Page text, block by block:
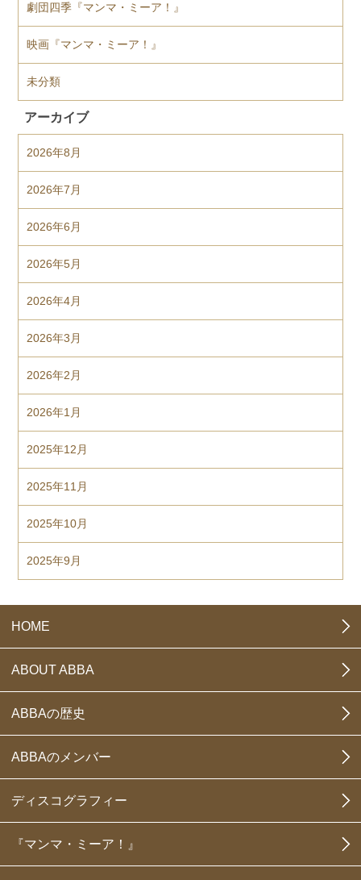
劇団四季『マンマ・ミーア！』
映画『マンマ・ミーア！』
未分類
アーカイブ
2026年8月
2026年7月
2026年6月
2026年5月
2026年4月
2026年3月
2026年2月
2026年1月
2025年12月
2025年11月
2025年10月
2025年9月
HOME
ABOUT ABBA
ABBAの歴史
ABBAのメンバー
ディスコグラフィー
『マンマ・ミーア！』